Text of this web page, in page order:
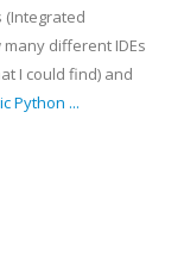
(Integrated
many different IDEs
I could find) and
Python ...